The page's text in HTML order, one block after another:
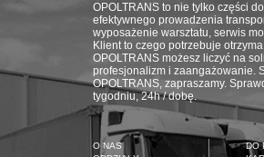
OPOLTRANS to nie tylko części
efektywnego prowadzenia
wyposażenie warsztatu, serwis
Klient to czego potrzebuje
OPOLTRANS możesz liczyć na
profesjonalizm i zaangażowanie.
OPOLTRANS, zapraszamy.
tygodniu, 24h / dobę.
O NAS
DO